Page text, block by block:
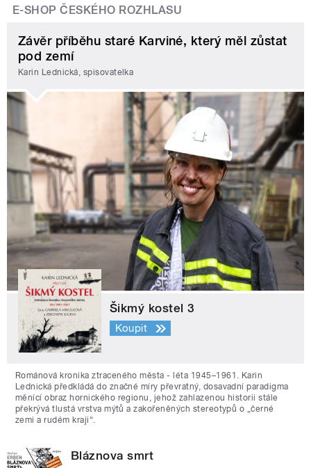
E-SHOP ČESKÉHO ROZHLASU
Závěr příběhu staré Karviné, který měl zůstat
pod zemí
Karin Lednická, spisovatelka
Šikmý kostel 3
Koupit
Románová kronika ztraceného města - léta 1945–1961. Karin
Lednická předkládá do značné míry převratný, dosavadní paradigma
měnící obraz hornického regionu, jehož zahlazenou historii stále
překrývá tlustá vrstva mýtů a zakořeněných stereotypů o „černé
zemi a rudém kraji“.
Bláznova smrt